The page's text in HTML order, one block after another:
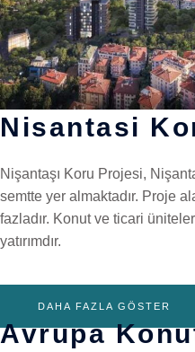
Nisantasi
Nişantaşı Koru Projesi,
semtte yer almaktadır. Proje
fazladır. Konut ve ticari
yatırımdır.
DAHA FAZLA GÖSTER
Avrupa